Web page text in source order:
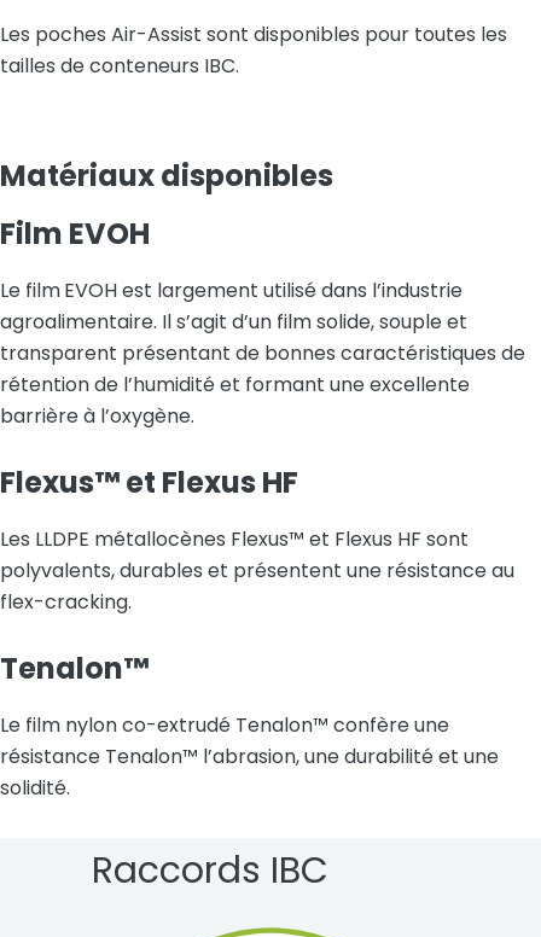
Les poches Air-Assist sont disponibles pour toutes les
tailles de conteneurs IBC.
Matériaux disponibles
Film EVOH
Le filmEVOH est largement utilisé dans l’industrie
agroalimentaire. Il s’agit d’un film solide, souple et
transparent présentant de bonnes caractéristiques de
rétention de l’humidité et formant une excellente
barrière à l’oxygène.
Flexus™et Flexus HF
Les LLDPE métallocènes Flexus™ et Flexus HF sont
polyvalents, durables et présentent une résistance au
flex-cracking.
Tenalon™
Le film nylon co-extrudé Tenalon™ confère une
résistance Tenalon™ l’abrasion, une durabilité et une
solidité.
Raccords IBC